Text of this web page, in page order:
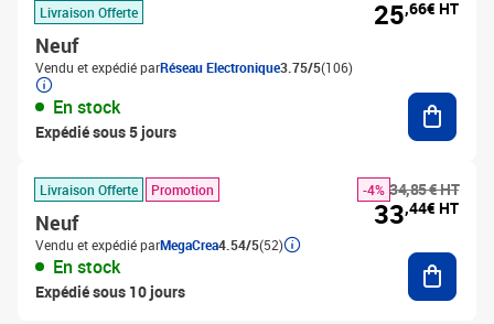
Livraison Offerte
Neuf
Vendu et expédié parRéseau Electronique3.75/5(106)
En stock
Expédié sous 5 jours
25,66€ HT
Livraison Offerte Promotion
Neuf
Vendu et expédié parMegaCrea4.54/5(52)
En stock
Expédié sous 10 jours
34,85 € HT
-4%
33,44€ HT